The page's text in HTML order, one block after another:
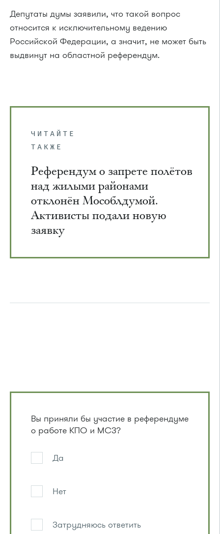
Депутаты думы заявили, что такой вопрос
относится к исключительному ведению
Российской Федерации, а значит, не может быть
выдвинут на областной референдум.
ЧИТАЙТЕ
ТАКЖЕ
Референдум о запрете полётов
над жилыми районами
отклонён Мособлдумой.
Активисты подали новую
заявку
Вы приняли бы участие в референдуме
о работе КПО и МСЗ?
Да
Нет
Затрудняюсь ответить